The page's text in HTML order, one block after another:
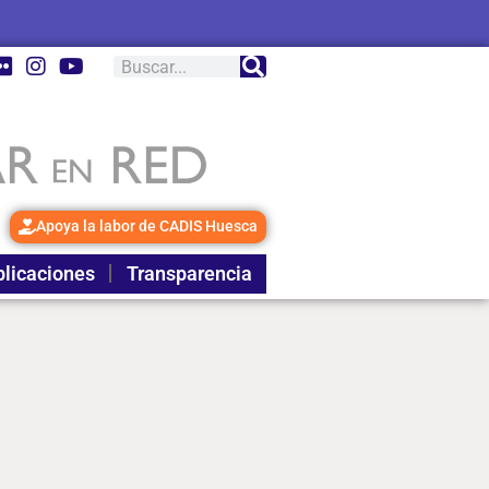
Apoya la labor de CADIS Huesca
Transparencia